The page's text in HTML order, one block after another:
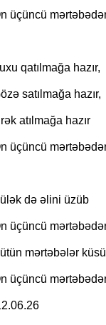
üçüncü
qatılmağa hazır,
satılmağa hazır,
atılmağa hazır
üçüncü
də əlini üzüb
üçüncü
mərtəbələr
üçüncü